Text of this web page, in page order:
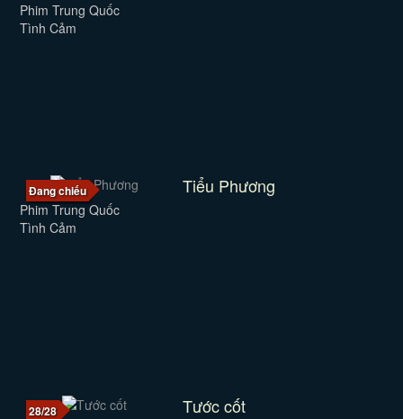
Phim Trung Quốc
Tình Cảm
Đang chiếu Tiểu Phương
Phim Trung Quốc
Tình Cảm
28/28 Tước cốt